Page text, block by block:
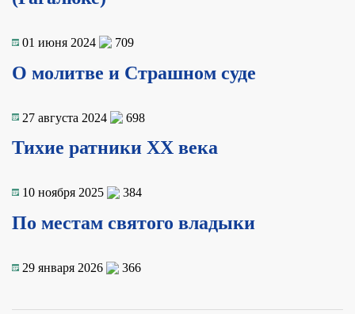
01 июня 2024 709
О молитве и Страшном суде
27 августа 2024 698
Тихие ратники XX века
10 ноября 2025 384
По местам святого владыки
29 января 2026 366